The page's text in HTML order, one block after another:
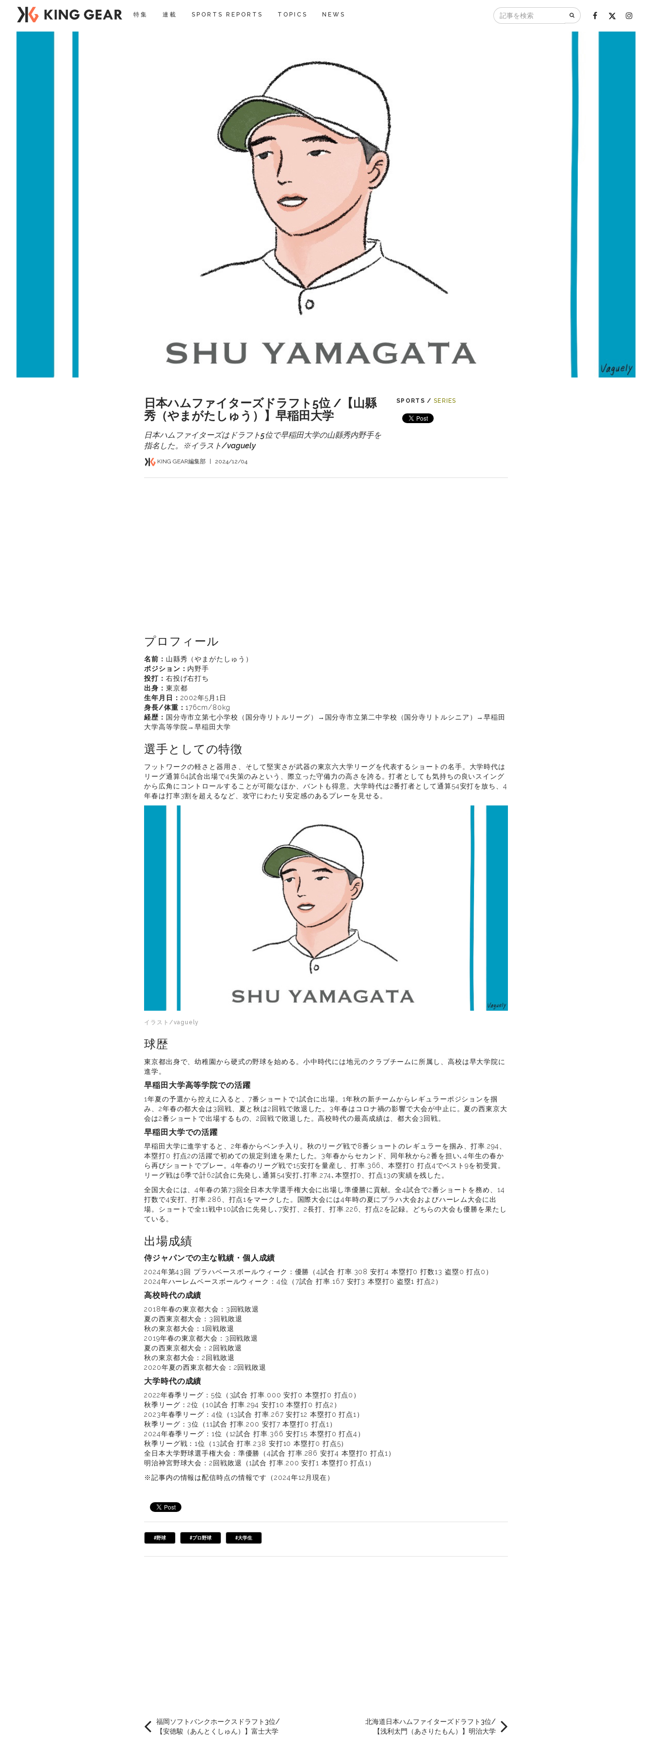
特集 連載 SPORTS REPORTS TOPICS NEWS
日本ハムファイターズドラフト5位 /【山縣
秀（やまがたしゅう）】早稲田大学
日本ハムファイターズはドラフト5位で早稲田大学の山縣秀内野手を
指名した。※イラスト/vaguely
KING GEAR編集部 2024/12/04
SPORTS / SERIES
プロフィール
名前： 山縣秀（やまがたしゅう）
ポジション： 内野手
投打： 右投げ右打ち
出身： 東京都
生年月日： 2002年5月1日
身長/体重：176cm/80kg
経歴： 国分寺市立第七小学校（国分寺リトルリーグ）→国分寺市立第二中学校（国分寺リトルシニア）→早稲田
大学高等学院→早稲田大学
選手としての特徴
フットワークの軽さと器用さ、そして堅実さが武器の東京六大学リーグを代表するショートの名手。大学時代は
リーグ通算64試合出場で4失策のみという、際立った守備力の高さを誇る。打者としても気持ちの良いスイング
から広角にコントロールすることが可能なほか、バントも得意。大学時代は2番打者として通算54安打を放ち、4
年春は打率3割を超えるなど、攻守にわたり安定感のあるプレーを見せる。
イラスト/vaguely
球歴
東京都出身で、幼稚園から硬式の野球を始める。小中時代には地元のクラブチームに所属し、高校は早大学院に
進学。
早稲田大学高等学院での活躍
1年夏の予選から控えに入ると、7番ショートで1試合に出場。1年秋の新チームからレギュラーポジションを掴
み、2年春の都大会は3回戦、夏と秋は2回戦で敗退した。3年春はコロナ禍の影響で大会が中止に。夏の西東京大
会は2番ショートで出場するもの、2回戦で敗退した。高校時代の最高成績は、都大会3回戦。
早稲田大学での活躍
早稲田大学に進学すると、2年春からベンチ入り。秋のリーグ戦で8番ショートのレギュラーを掴み、打率.294、
本塁打0 打点2の活躍で初めての規定到達を果たした。3年春からセカンド、同年秋から2番を担い､4年生の春か
ら再びショートでプレー。4年春のリーグ戦で15安打を量産し、打率.366、本塁打0 打点4でベスト9を初受賞。
リーグ戦は6季で計62試合に先発し､通算54安打､打率.274､本塁打0、打点13の実績を残した。
全国大会には、4年春の第73回全日本大学選手権大会に出場し準優勝に貢献。全4試合で2番ショートを務め、14
打数で4安打、打率.286、打点1をマークした。国際大会には4年時の夏にプラハ大会およびハーレム大会に出
場。ショートで全11戦中10試合に先発し､7安打、2長打、打率.226、打点2を記録。どちらの大会も優勝を果たし
ている。
出場成績
侍ジャパンでの主な戦績・個人成績
2024年第43回 プラハベースボールウィーク：優勝（4試合 打率.308 安打4 本塁打0 打数13 盗塁0 打点0）
2024年ハーレムベースボールウィーク：4位（7試合 打率.167 安打3 本塁打0 盗塁1 打点2）
高校時代の成績
2018年春の東京都大会：3回戦敗退
夏の西東京都大会：3回戦敗退
秋の東京都大会：1回戦敗退
2019年春の東京都大会：3回戦敗退
夏の西東京都大会：2回戦敗退
秋の東京都大会：2回戦敗退
2020年夏の西東京都大会：2回戦敗退
大学時代の成績
2022年春季リーグ：5位（3試合 打率.000 安打0 本塁打0 打点0）
秋季リーグ：2位（10試合 打率.294 安打10 本塁打0 打点2）
2023年春季リーグ：4位（13試合 打率.267 安打12 本塁打0 打点1）
秋季リーグ：3位（11試合 打率.200 安打7 本塁打0 打点1）
2024年春季リーグ：1位（12試合 打率.366 安打15 本塁打0 打点4）
秋季リーグ戦：1位（13試合 打率.238 安打10 本塁打0 打点5）
全日本大学野球選手権大会：準優勝（4試合 打率.286 安打4 本塁打0 打点1）
明治神宮野球大会：2回戦敗退（1試合 打率.200 安打1 本塁打0 打点1）
※記事内の情報は配信時点の情報です（2024年12月現在）
#野球 #プロ野球 #大学生
福岡ソフトバンクホークスドラフト3位/
【安徳駿（あんとくしゅん）】富士大学
北海道日本ハムファイターズドラフト3位/
【浅利太門（あさりたもん）】明治大学